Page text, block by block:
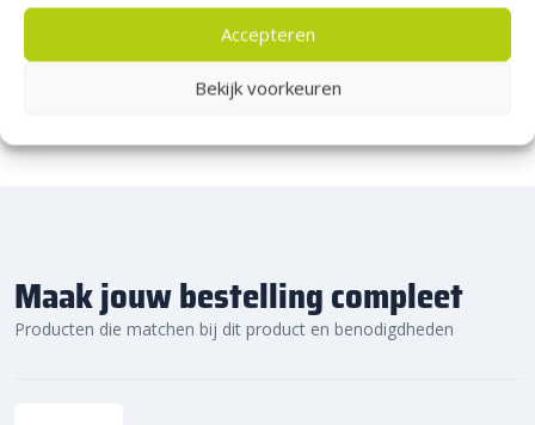
Accepteren
Bekijk voorkeuren
Klaar voor een strakke, groene tuin die jarenlang meegaat?
Bestel BM Zandbelt kunstgras vandaag nog online of vraag een
Maak jouw bestelling compleet
Producten die matchen bij dit product en benodigdheden